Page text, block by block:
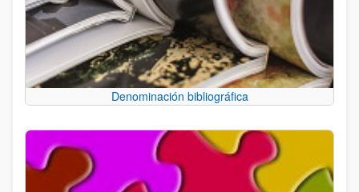
Denominación bibliográfica